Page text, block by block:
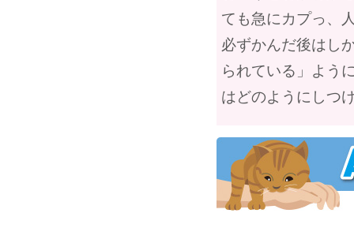
ても急にカプっ、
必ずかんだ後はし
られている」よう
はどのようにしつ